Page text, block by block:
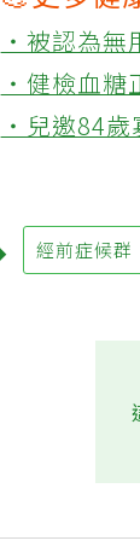
‧被認為無
‧健檢血糖
‧兒邀84歲
經前症候群